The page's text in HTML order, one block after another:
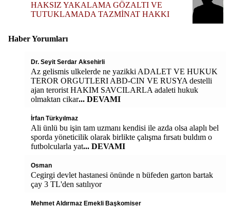
HAKSIZ YAKALAMA GÖZALTI VE
TUTUKLAMADA TAZMİNAT HAKKI
Haber Yorumları
Dr. Seyit Serdar Aksehirli
Az gelismis ulkelerde ne yazikki ADALET VE HUKUK
TEROR ORGUTLERI ABD-CIN VE RUSYA destelli
ajan terorist HAKIM SAVCILARLA adaleti hukuk
olmaktan cikar... DEVAMI
İrfan Türkyılmaz
Ali ünlü bu işin tam uzmanı kendisi ile azda olsa alaplı bel
sporda yöneticilik olarak birlikte çalışma fırsatı buldım o
futbolcularla yat... DEVAMI
Osman
Cegirgi devlet hastanesi önünde n büfeden garton bartak
çay 3 TL'den satılıyor
Mehmet Aldırmaz Emekli Başkomiser